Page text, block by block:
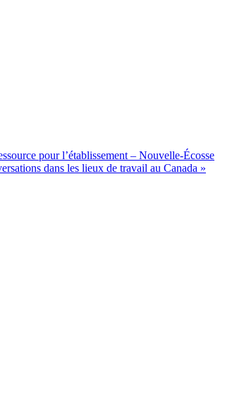
pour l’établissement – Nouvelle-Écosse
dans les lieux de travail au Canada »